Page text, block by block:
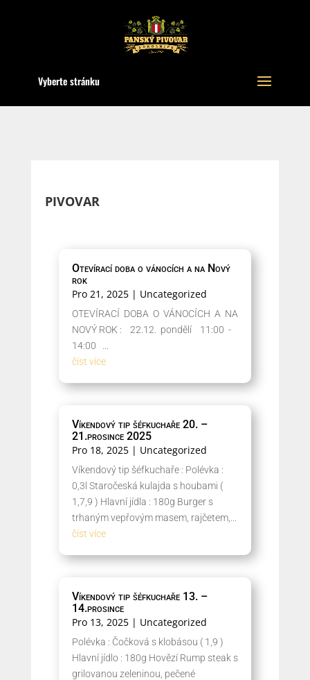
Vyberte stránku
PIVOVAR
Otevírací doba o vánocích a na Nový
rok
Pro 21, 2025| Uncategorized
OTEVÍRACÍ DOBA O VÁNOCÍCH A NA
NOVÝ ROK : 22.12. pondělí 11:00 -
14:00 ...
číst více
Víkendový tip šéfkuchaře 20. –
21.prosince 2025
Pro 18, 2025| Uncategorized
Víkendový tip šéfkuchaře : Polévka :
0,3l Staročeská kulajda s houbami (
1,7,9 ) Hlavní jídla : 180g Burger s
trhaným vepřovým masem, rajčetem,...
číst více
Víkendový tip šéfkuchaře 13. –
14.prosince
Pro 13, 2025| Uncategorized
Polévka : Čočková s klobásou ( 1,9 )
Hlavní jídlo : 180g Hovězí Rump steak s
grilovanou zeleninou, pečené